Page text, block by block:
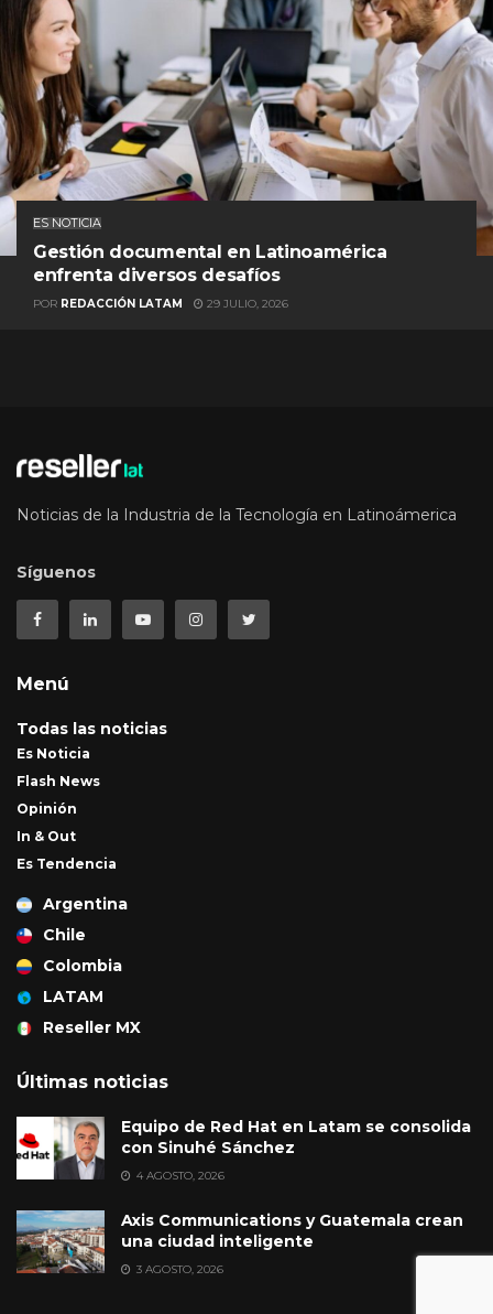
ES NOTICIA
Gestión documental en Latinoamérica
enfrenta diversos desafíos
POR REDACCIÓN LATAM 29 JULIO, 2026
Noticias de la Industria de la Tecnología en Latinoámerica
Síguenos
Menú
Todas las noticias
Es Noticia
Flash News
Opinión
In & Out
Es Tendencia
Argentina
Chile
Colombia
LATAM
Reseller MX
Últimas noticias
Equipo de Red Hat en Latam se consolida
con Sinuhé Sánchez
4 AGOSTO, 2026
Axis Communications y Guatemala crean
una ciudad inteligente
3 AGOSTO, 2026